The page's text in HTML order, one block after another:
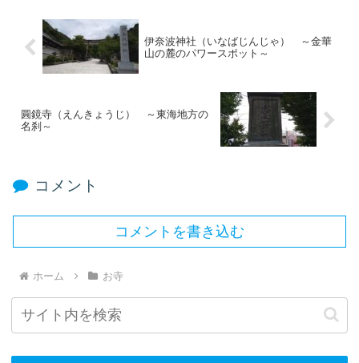
伊奈波神社（いなばじんじゃ） ～金華
山の麓のパワースポット～
圓鏡寺（えんきょうじ） ～東海地方の
名刹～
コメント
コメントを書き込む
ホーム お寺